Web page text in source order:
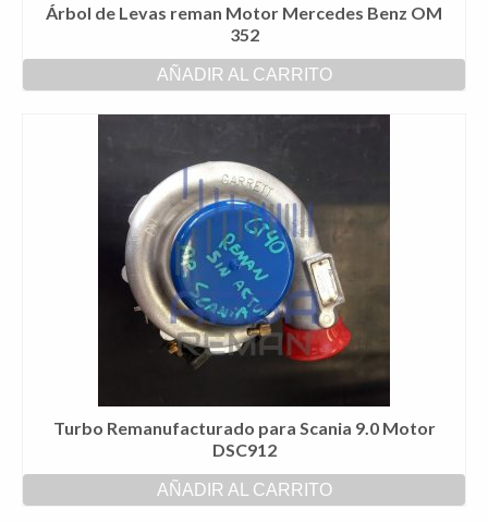
Árbol de Levas reman Motor Mercedes Benz OM
352
AÑADIR AL CARRITO
Turbo Remanufacturado para Scania 9.0 Motor
DSC912
AÑADIR AL CARRITO